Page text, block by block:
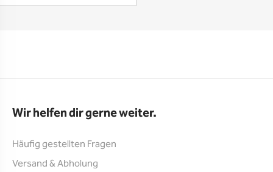
Wir helfen dir gerne weiter.
Häufig gestellten Fragen
Versand & Abholung